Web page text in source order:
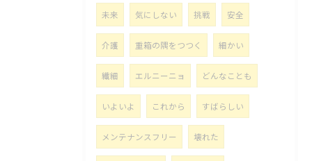
未来 気にしない 挑戦 安全
介護 重箱の隅をつつく 細かい
繊細 エルニーニョ どんなことも
いよいよ これから すばらしい
メンテナンスフリー 壊れた